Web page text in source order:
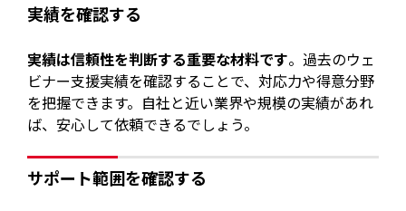
実績を確認する
実績は信頼性を判断する重要な材料です。過去のウェ
ビナー支援実績を確認することで、対応力や得意分野
を把握できます。自社と近い業界や規模の実績があれ
ば、安心して依頼できるでしょう。
サポート範囲を確認する